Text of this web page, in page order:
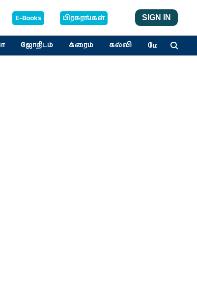
E-Books பிரசுரங்கள் SIGN IN
ஜோதிடம் க்ரைம் கல்வி மேலும்